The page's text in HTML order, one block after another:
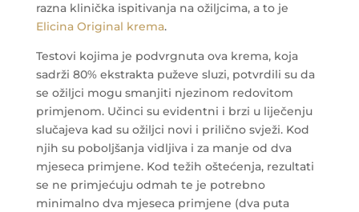
razna klinička ispitivanja na ožiljcima, a to je
Elicina Original krema.
Testovi kojima je podvrgnuta ova krema, koja
sadrži 80% ekstrakta puževe sluzi, potvrdili su da
se ožiljci mogu smanjiti njezinom redovitom
primjenom. Učinci su evidentni i brzi u liječenju
slučajeva kad su ožiljci novi i prilično svježi. Kod
njih su poboljšanja vidljiva i za manje od dva
mjeseca primjene. Kod težih oštećenja, rezultati
se ne primjećuju odmah te je potrebno
minimalno dva mjeseca primjene (dva puta